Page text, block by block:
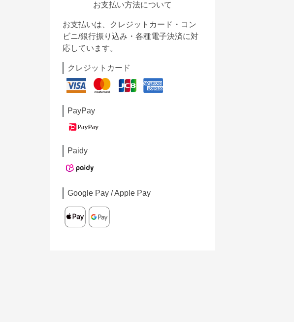
お支払い方法について
お支払いは、クレジットカード・コン
ビニ/銀行振り込み・各種電子決済に対
応しています。
クレジットカード
PayPay
Paidy
Google Pay / Apple Pay